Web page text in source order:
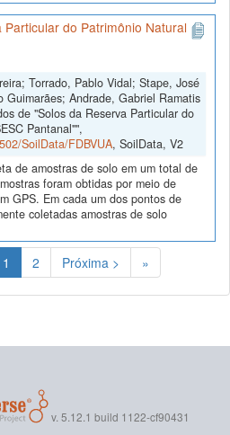
do Patrimônio Natural
Torrado, Pablo Vidal; Stape, José
Guimarães; Andrade, Gabriel Ramatis
de "Solos da Reserva Particular do
Pantanal"",
SoilData/FDBVUA, SoilData, V2
de amostras de solo em um total de
foram obtidas por meio de
GPS. Em cada um dos pontos de
coletadas amostras de solo
1 (Atual)
2 Próxima > »
v. 5.12.1 build 1122-cf90431